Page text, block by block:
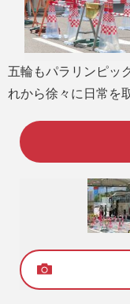
五輪もパラリンピッ
れから徐々に日常を